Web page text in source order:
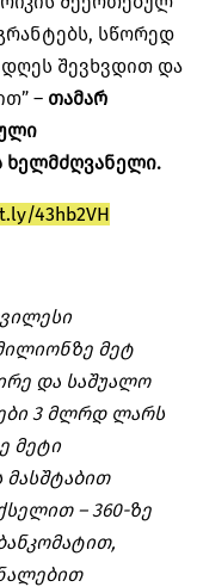
სწორედ
შევხვდით და
– თამარ
ხელმძღვანელი.
43hb2VH
მეტ
და საშუალო
3 მლრდ ლარს
მეტი
მასშტაბით
– 360-ზე
,